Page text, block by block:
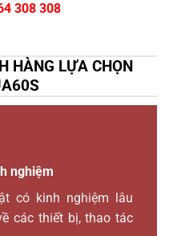
308 308
HÀNG LỰA CHỌN
nghiệm
có kinh nghiệm lâu
các thiết bị, thao tác